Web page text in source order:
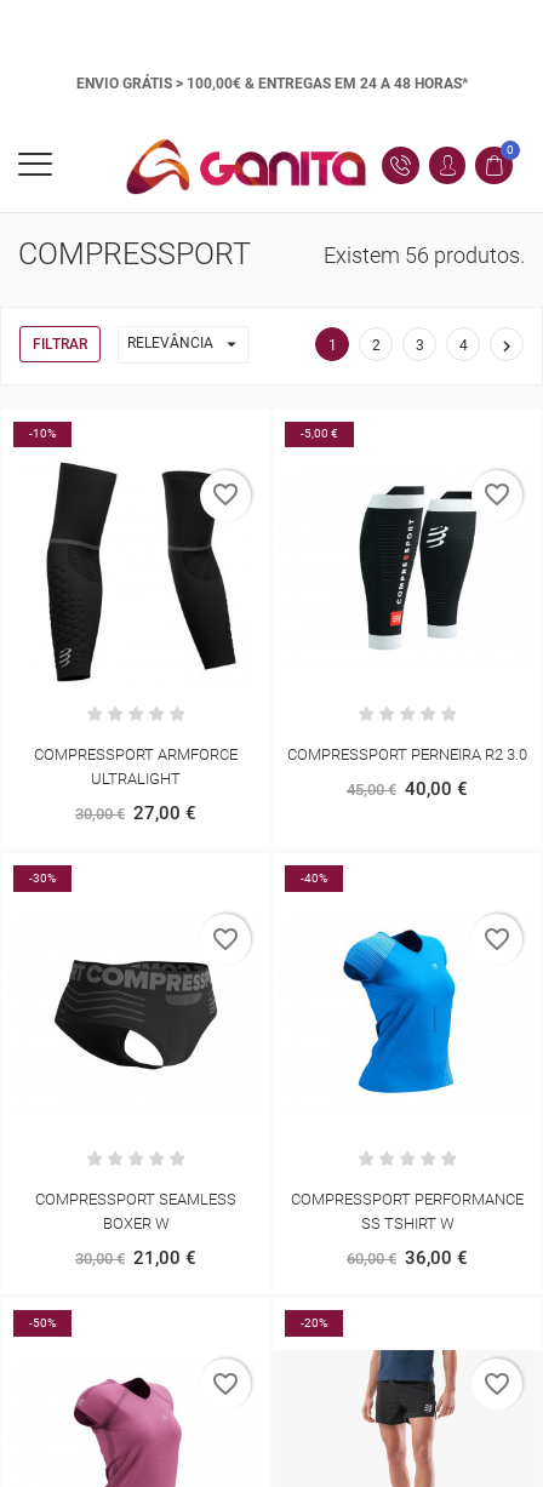
ENVIO GRÁTIS > 100,00€ & ENTREGAS EM 24 A 48 HORAS*
0
COMPRESSPORT Existem 56 produtos.
FILTRAR RELEVÂNCIA  1 2 3 4 
-10%
COMPRESSPORT ARMFORCE
ULTRALIGHT
30,00 € 27,00 €
favorite_border
-5,00 €
COMPRESSPORT PERNEIRA R2 3.0
45,00 € 40,00 €
favorite_border
-30%
COMPRESSPORT SEAMLESS
BOXER W
30,00 € 21,00 €
favorite_border
-40%
COMPRESSPORT PERFORMANCE
SS TSHIRT W
60,00 € 36,00 €
favorite_border
-50%
favorite_border
-20%
favorite_border